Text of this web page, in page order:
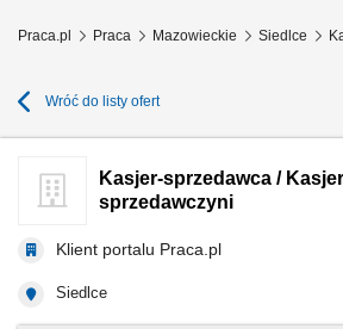
Praca.pl Praca Mazowieckie Siedlce
Wróć do listy ofert
Kasjer-sprzedawca /
sprzedawczyni
Klient portalu Praca.pl
Siedlce